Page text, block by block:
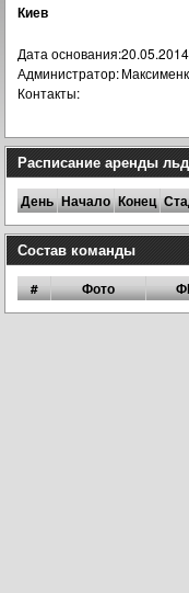
Киев
Дата основания:20.05.2014
Администратор:
Контакты:
Расписание аренды
День Начало Конец
Состав команды
# Фото